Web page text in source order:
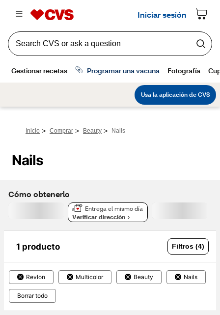
Inicio > Comprar > Beauty > Nails
Nails
Cómo obtenerlo
Entrega el mismo día
Verificar dirección
1 producto Filtros (4)
Revlon Multicolor Beauty Nails
Borrar todo